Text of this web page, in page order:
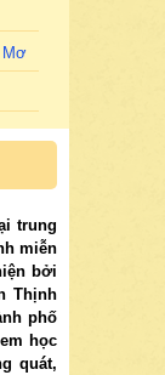
Mơ
trung
miễn
bởi
Thịnh
phố
học
quát,